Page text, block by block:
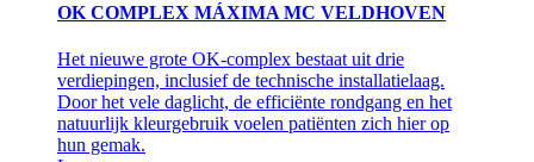
OK COMPLEX MÁXIMA MC VELDHOVEN
Het nieuwe grote OK-complex bestaat uit drie
verdiepingen, inclusief de technische installatielaag.
Door het vele daglicht, de efficiënte rondgang en het
natuurlijk kleurgebruik voelen patiënten zich hier op
hun gemak.